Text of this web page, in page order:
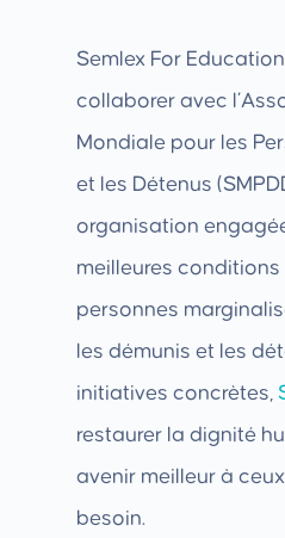
Semlex For
collaborer avec
Mondiale pour les
et les Détenus
organisation
meilleures conditions
personnes
les démunis et les
initiatives concrètes,
restaurer la dignité
avenir meilleur à
besoin.